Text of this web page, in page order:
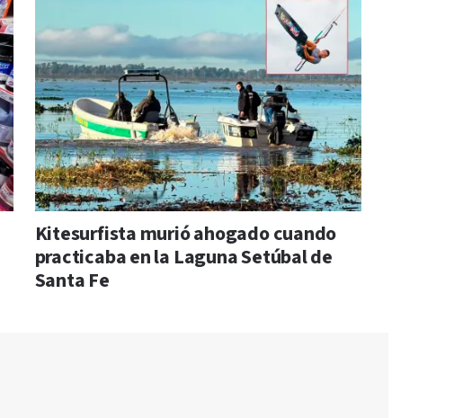
Kitesurfista murió ahogado cuando
practicaba en la Laguna Setúbal de
Santa Fe